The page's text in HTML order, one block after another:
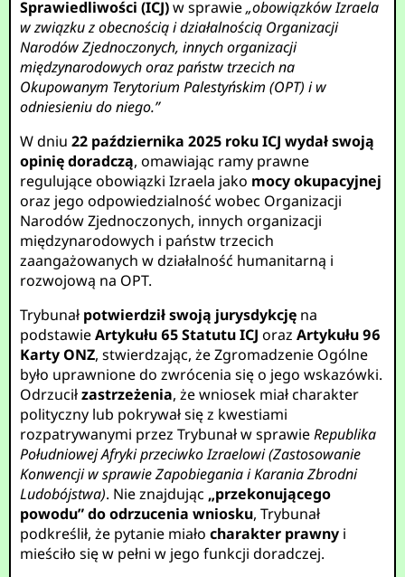
Sprawiedliwości (ICJ)w sprawie„obowiązków Izraela
w związku z obecnością i działalnością Organizacji
Narodów Zjednoczonych, innych organizacji
międzynarodowych oraz państw trzecich na
Okupowanym Terytorium Palestyńskim (OPT) i w
odniesieniu do niego.”
W dniu22 października 2025 roku ICJ wydał swoją
opinię doradczą, omawiając ramy prawne
regulujące obowiązki Izraela jako mocy okupacyjnej
oraz jego odpowiedzialność wobec Organizacji
Narodów Zjednoczonych, innych organizacji
międzynarodowych i państw trzecich
zaangażowanych w działalność humanitarną i
rozwojową na OPT.
Trybunał potwierdził swoją jurysdykcję na
podstawieArtykułu 65 Statutu ICJ orazArtykułu 96
Karty ONZ, stwierdzając, że Zgromadzenie Ogólne
było uprawnione do zwrócenia się o jego wskazówki.
Odrzuciłzastrzeżenia, że wniosek miał charakter
polityczny lub pokrywał się z kwestiami
rozpatrywanymi przez Trybunał w sprawieRepublika
Południowej Afryki przeciwko Izraelowi (Zastosowanie
Konwencji w sprawie Zapobiegania i Karania Zbrodni
Ludobójstwa). Nie znajdując „przekonującego
powodu” do odrzucenia wniosku, Trybunał
podkreślił, że pytanie miałocharakter prawny i
mieściło się w pełni w jego funkcji doradczej.